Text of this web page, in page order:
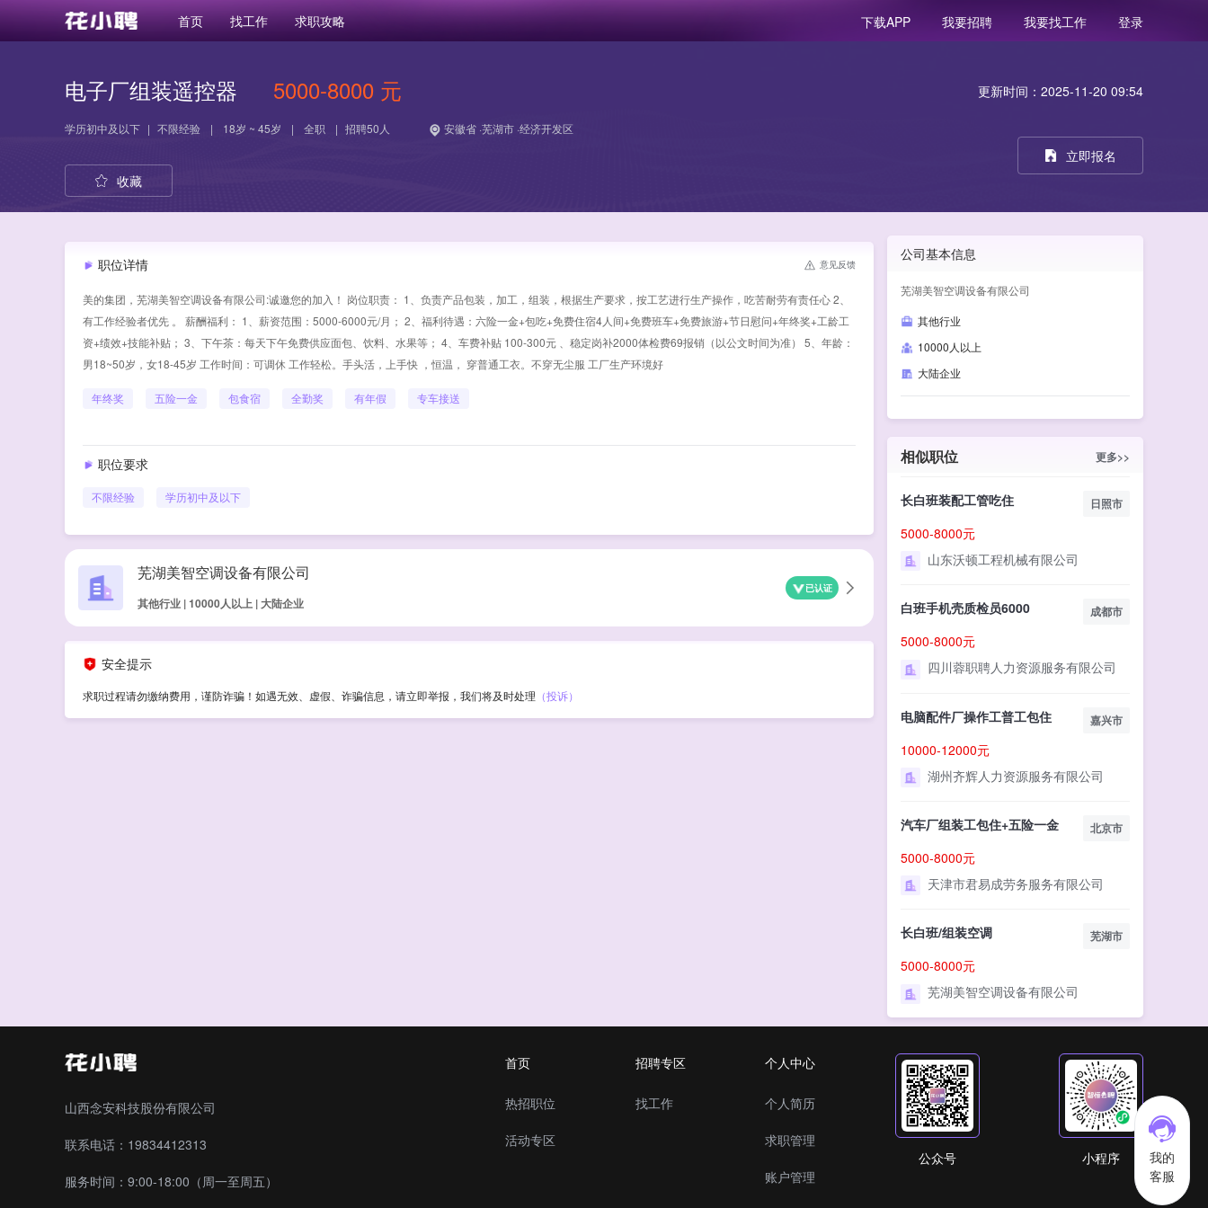
首页 找工作 求职攻略 下载APP 我要招聘 我要找工作 登录
我的
客服
电子厂组装遥控器 5000-8000 元
学历初中及以下 | 不限经验 | 18岁 ~ 45岁 | 全职 | 招聘50人 安徽省 ·芜湖市 ·经济开发区
收藏
职位详情 意见反馈
美的集团，芜湖美智空调设备有限公司:诚邀您的加入！ 岗位职责： 1、负责产品包装，加工，组装，根据生产要求，按工艺进行生产操作，吃苦耐劳有责任心 2、
有工作经验者优先 。 薪酬福利： 1、薪资范围：5000-6000元/月； 2、福利待遇：六险一金+包吃+免费住宿4人间+免费班车+免费旅游+节日慰问+年终奖+工龄工
资+绩效+技能补贴； 3、下午茶：每天下午免费供应面包、饮料、水果等； 4、车费补贴 100-300元 、稳定岗补2000体检费69报销（以公文时间为准） 5、年龄：
男18~50岁，女18-45岁 工作时间：可调休 工作轻松。手头活，上手快 ，恒温， 穿普通工衣。不穿无尘服 工厂生产环境好
年终奖 五险一金 包食宿 全勤奖 有年假 专车接送
职位要求
不限经验 学历初中及以下
芜湖美智空调设备有限公司
其他行业 | 10000人以上 | 大陆企业
已认证
安全提示
求职过程请勿缴纳费用，谨防诈骗！如遇无效、虚假、诈骗信息，请立即举报，我们将及时处理 （投诉）
更新时间：2025-11-20 09:54
立即报名
公司基本信息
芜湖美智空调设备有限公司
其他行业
10000人以上
大陆企业
相似职位 更多>>
长白班装配工管吃住 日照市
5000-8000元
山东沃顿工程机械有限公司
白班手机壳质检员6000 成都市
5000-8000元
四川蓉职聘人力资源服务有限公司
电脑配件厂操作工普工包住 嘉兴市
10000-12000元
湖州齐辉人力资源服务有限公司
汽车厂组装工包住+五险一金 北京市
5000-8000元
天津市君易成劳务服务有限公司
长白班/组装空调 芜湖市
5000-8000元
芜湖美智空调设备有限公司
山西念安科技股份有限公司
联系电话：19834412313
服务时间：9:00-18:00（周一至周五）
首页
热招职位
活动专区
招聘专区
找工作
个人中心
个人简历
求职管理
账户管理
公众号 小程序